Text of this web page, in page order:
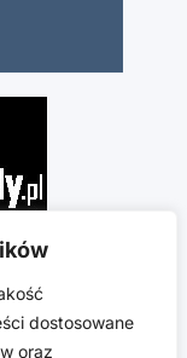
dostosowane
oraz